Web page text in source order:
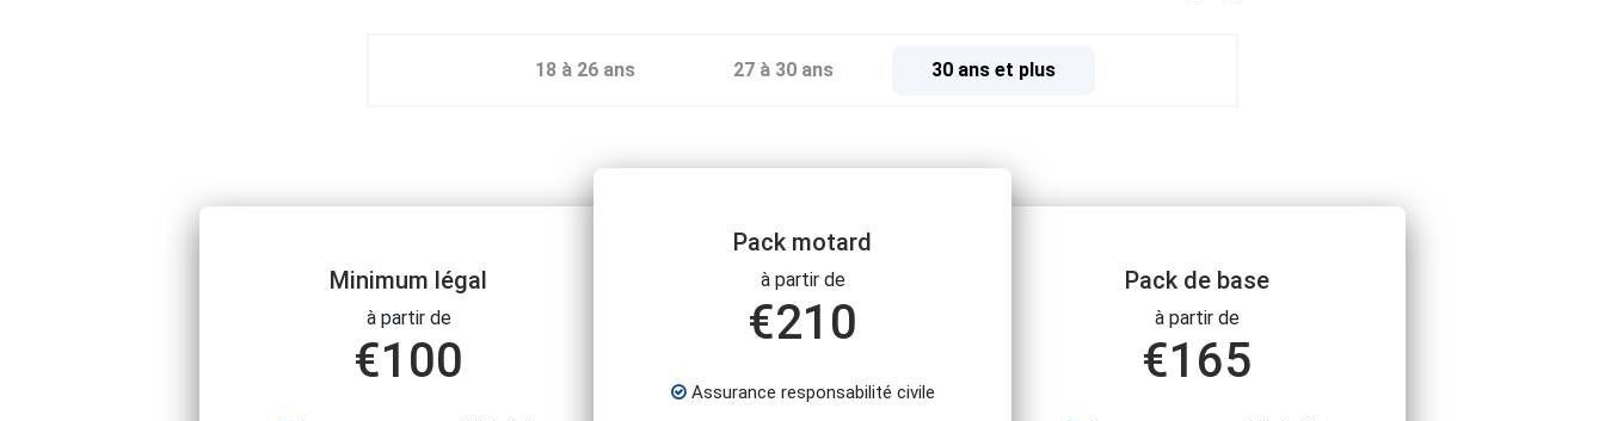
18 à 26 ans 27 à 30 ans 30 ans et plus
Minimum légal
à partir de
€100
Pack motard
à partir de
€210
Assurance responsabilité civile
Pack de base
à partir de
€165